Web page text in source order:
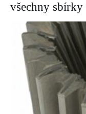
všechny sbírky